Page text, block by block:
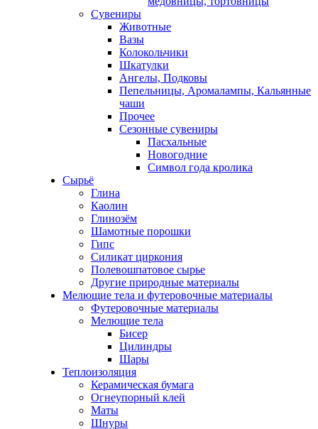
Сувениры
Животные
Вазы
Колокольчики
Шкатулки
Ангелы, Подковы
Пепельницы, Аромалампы, Кальянные
чаши
Прочее
Сезонные сувениры
Пасхальные
Новогодние
Символ года кролика
Сырьё
Глина
Каолин
Глинозём
Шамотные порошки
Гипс
Силикат циркония
Полевошпатовое сырье
Другие природные материалы
Мелющие тела и футеровочные материалы
Футеровочные материалы
Мелющие тела
Бисер
Цилиндры
Шары
Теплоизоляция
Керамическая бумага
Огнеупорный клей
Маты
Шнуры